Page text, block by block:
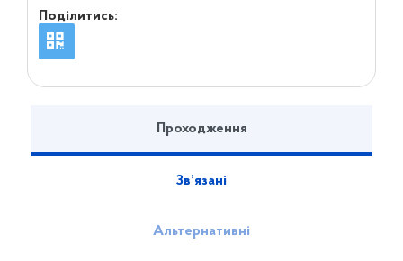
Поділитись:
Проходження
Зв’язані
Альтернативні